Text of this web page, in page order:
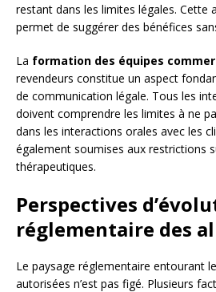
restant dans les limites légales. Cette
permet de suggérer des bénéfices
La formation des équipes
revendeurs constitue un aspect
de communication légale. Tous les
doivent comprendre les limites à ne
dans les interactions orales avec les
également soumises aux restrictions
thérapeutiques.
Perspectives
réglementaire des
Le paysage réglementaire entourant
autorisées n’est pas figé. Plusieurs